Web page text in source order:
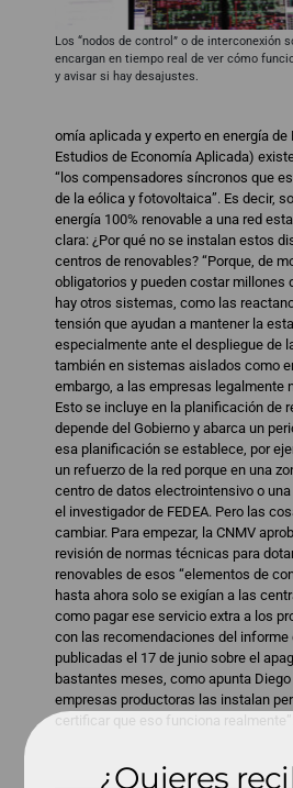
Los “nodos de control” o de interconexión
encargan en tiempo real de ver cómo
y avisar si hay desajustes.
omía aplicada y experto en energía de
Estudios de Economía Aplicada)
“los compensadores síncronos que
de la eólica y fotovoltaica”. Es decir,
energía 100% renovable a una red
clara: ¿Por qué no se instalan estos
centros de renovables? “Porque, de
obligatorios y pueden costar millones
hay otros sistemas, como las
tensión que ayudan a mantener la
especialmente ante el despliegue de
también en sistemas aislados como
embargo, a las empresas legalmente
Esto se incluye en la planificación de
depende del Gobierno y abarca un
esa planificación se establece, por
un refuerzo de la red porque en una
centro de datos electrointensivo o una
el investigador de FEDEA. Pero las
cambiar. Para empezar, la CNMV
revisión de normas técnicas para
renovables de esos “elementos de
hasta ahora solo se exigían a las
como pagar ese servicio extra a los
con las recomendaciones del informe
publicadas el 17 de junio sobre el
bastantes meses, como apunta Diego
empresas productoras las instalan
certificar que eso funciona realmente”.